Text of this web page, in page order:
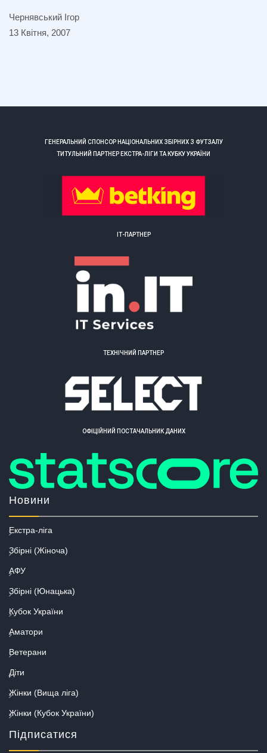
Чернявський Ігор
13 Квітня, 2007
ГЕНЕРАЛЬНИЙ СПОНСОР НАЦІОНАЛЬНИХ ЗБІРНИХ З ФУТЗАЛУ
ТИТУЛЬНИЙ ПАРТНЕР ЕКСТРА-ЛІГИ ТА КУБКУ УКРАЇНИ
ІТ-ПАРТНЕР
ТЕХНІЧНИЙ ПАРТНЕР
ОФІЦІЙНИЙ ПОСТАЧАЛЬНИК ДАНИХ
Новини
Екстра-ліга
Збірні (Жіноча)
АФУ
Збірні (Юнацька)
Кубок України
Аматори
Ветерани
Діти
Жінки (Вища ліга)
Жінки (Кубок України)
Підписатися